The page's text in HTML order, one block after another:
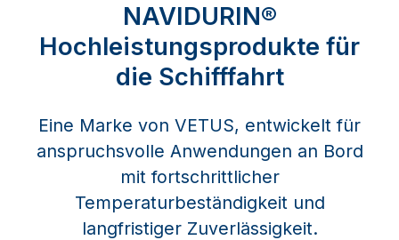
NAVIDURIN®
Hochleistungsprodukte für
die Schifffahrt
Eine Marke von VETUS, entwickelt für
anspruchsvolle Anwendungen an Bord
mit fortschrittlicher
Temperaturbeständigkeit und
langfristiger Zuverlässigkeit.